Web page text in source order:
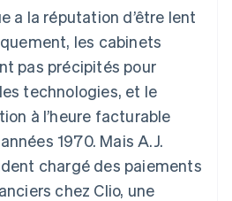
évolutions
voyages et
et
à but
aux
public
en ligne
de code
développeurs
l'API
notre équipe
partenaire
a la réputation d’être lent
les cabinets
pas précipités pour
technologies, et le
à l’heure facturable
1970. Mais A.J.
chargé des paiements
chez Clio, une